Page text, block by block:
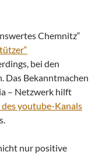
Chemnitz“
bei den
Das Bekanntmachen
– Netzwerk hilft
youtube-Kanals
nur positive